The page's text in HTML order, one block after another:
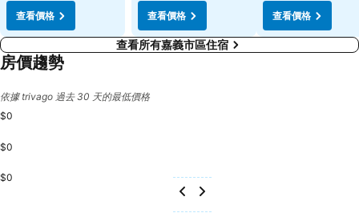
查看價格
查看價格
查看價格
查看所有嘉義市區住宿
房價趨勢
依據 trivago 過去 30 天的最低價格
$0
$0
$0